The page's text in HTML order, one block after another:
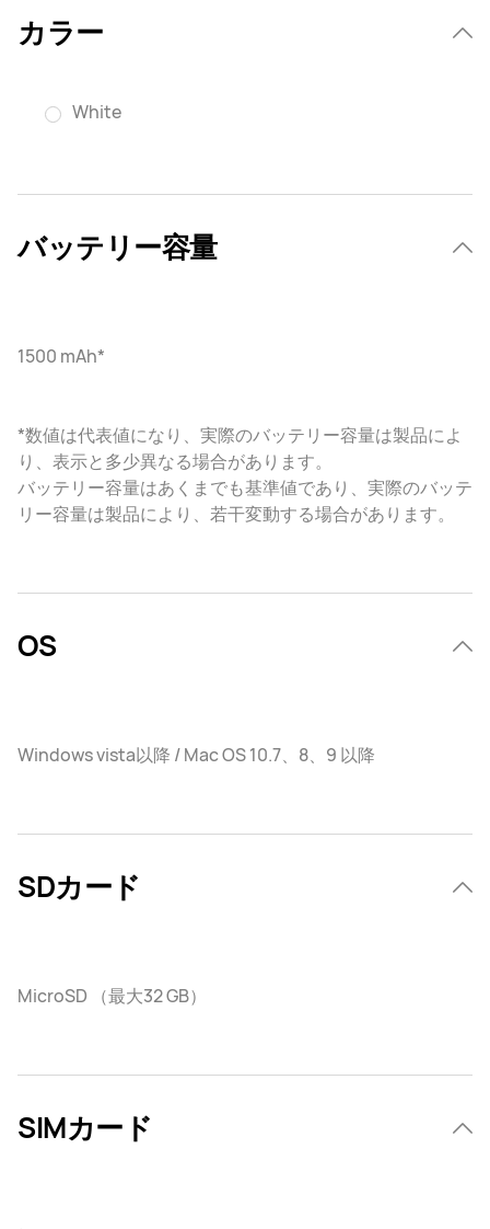
カラー
White
バッテリー容量
1500 mAh*
*数値は代表値になり、実際のバッテリー容量は製品によ
り、表示と多少異なる場合があります。
バッテリー容量はあくまでも基準値であり、実際のバッテ
リー容量は製品により、若干変動する場合があります。
OS
Windows vista以降 / Mac OS 10.7、8、9 以降
SDカード
MicroSD （最大32 GB）
SIMカード